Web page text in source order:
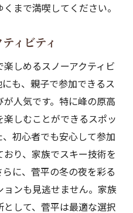
まで満喫してください。
ィビティ
しめるスノーアクティビ
も、親子で参加できるス
人気です。特に峰の原高
しむことができるスポッ
初心者でも安心して参加
り、家族でスキー技術を
に、菅平の冬の夜を彩る
ンも見逃せません。家族
して、菅平は最適な選択